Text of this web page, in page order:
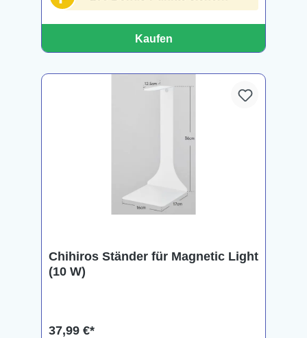
Kaufen
Chihiros Ständer für Magnetic Light
(10 W)
37,99 €*